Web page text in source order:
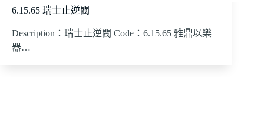
6.15.65 瑞士止逆閥
Description：瑞士止逆閥 Code：6.15.65 雅鼎以樂
器…